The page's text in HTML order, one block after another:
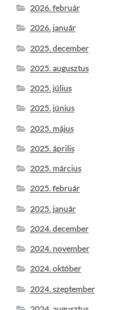
2026. február
2026. január
2025. december
2025. augusztus
2025. július
2025. június
2025. május
2025. április
2025. március
2025. február
2025. január
2024. december
2024. november
2024. október
2024. szeptember